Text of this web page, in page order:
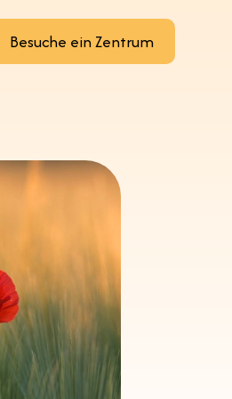
Besuche ein Zentrum